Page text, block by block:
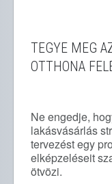
TEGYE MEG
OTTHONA
Ne engedje,
lakásvásárlás
tervezést egy
elképzeléseit
ötvözi.